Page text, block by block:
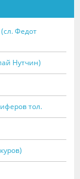
Федот
Нутчин)
тол.